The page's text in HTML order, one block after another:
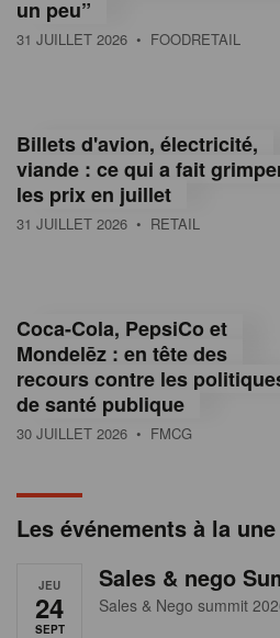
s
s
u
e
e
a
un peu”
31 JUILLET 2026 • FOODRETAIL
Billets d'avion, électricité,
viande : ce qui a fait
les prix en juillet
31 JUILLET 2026 • RETAIL
Coca-Cola, PepsiCo et
Mondelēz : en tête des
recours contre les
de santé publique
30 JUILLET 2026 • FMCG
Les événements à la une
JEU
24
SEPT
Sales & nego
Sales & Nego summit